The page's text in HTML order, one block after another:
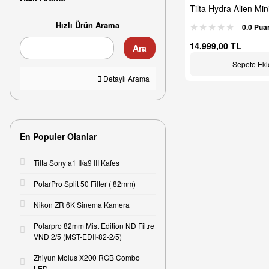
Hızlı Ürün Arama
Ara
Detaylı Arama
En Populer Olanlar
Tilta Sony a1 II/a9 III Kafes
PolarPro Split 50 Filter ( 82mm)
Nikon ZR 6K Sinema Kamera
Polarpro 82mm Mist Edition ND Filtre
VND 2/5 (MST-EDII-82-2/5)
Zhiyun Molus X200 RGB Combo
Tilta Hydra Alien
Araç Montaj Seti
0.0
14.999,00 TL
Sepete